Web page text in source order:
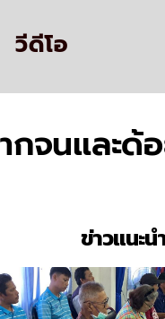
วีดีโอ
จนและด้
ข่าวแนะน